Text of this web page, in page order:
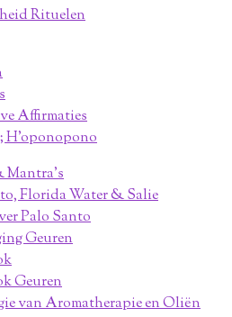
Rituelen
Affirmaties
H'oponopono
Mantra's
Florida Water & Salie
Palo Santo
Geuren
Geuren
van Aromatherapie en Oliën